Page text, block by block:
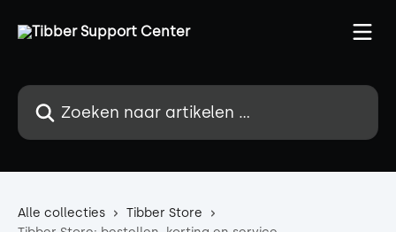
Zoeken naar artikelen ...
Alle collecties
Tibber Store